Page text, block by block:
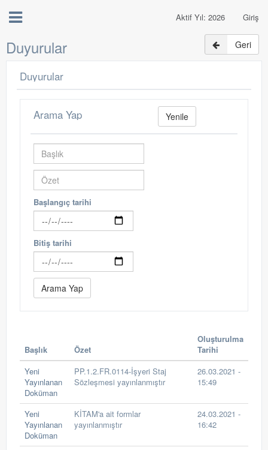
Giriş
Aktif Yıl: 2026
Duyurular Geri
Duyurular
Arama Yap Yenile
Başlangıç tarihi
Bitiş tarihi
Başlık Özet
Oluşturulma
Tarihi
Yeni
Yayınlanan
Doküman
PP.1.2.FR.0114-İşyeri Staj
Sözleşmesi yayınlanmıştır
26.03.2021 -
15:49
Yeni
Yayınlanan
Doküman
KİTAM'a ait formlar
yayınlanmıştır
24.03.2021 -
16:42